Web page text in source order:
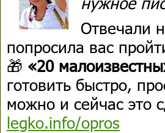
Отвечали
попросила вас
🎁 «20
готовить быстро,
можно и сейчас это
legko.info/opros